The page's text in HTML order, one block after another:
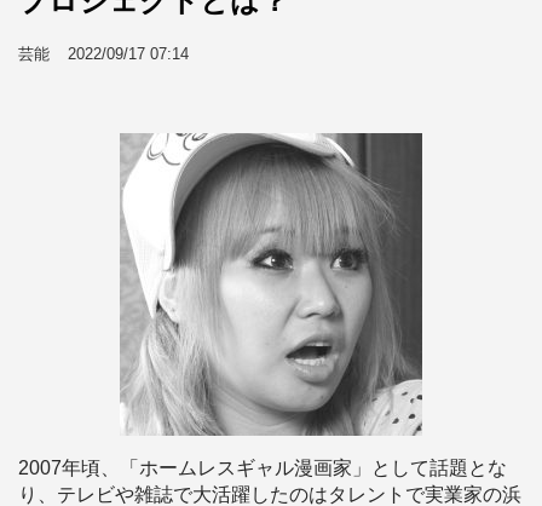
芸能 2022/09/17 07:14
2007年頃、「ホームレスギャル漫画家」として話題とな
り、テレビや雑誌で大活躍したのはタレントで実業家の浜